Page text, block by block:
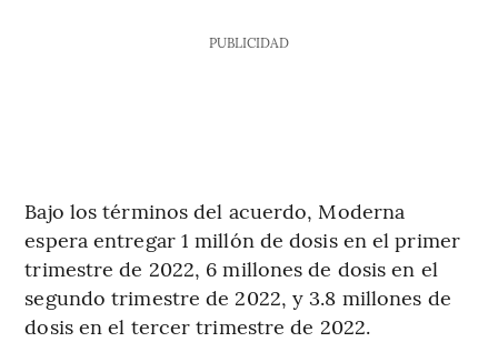
PUBLICIDAD
Bajo los términos del acuerdo, Moderna
espera entregar 1 millón de dosis en el primer
trimestre de 2022, 6 millones de dosis en el
segundo trimestre de 2022, y 3.8 millones de
dosis en el tercer trimestre de 2022.